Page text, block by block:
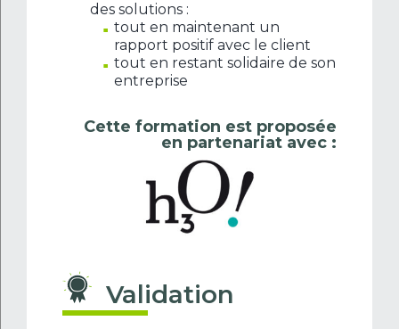
des solutions :
tout en maintenant un
rapport positif avec le client
tout en restant solidaire de son
entreprise
Cette formation est proposée
en partenariat avec :
Validation